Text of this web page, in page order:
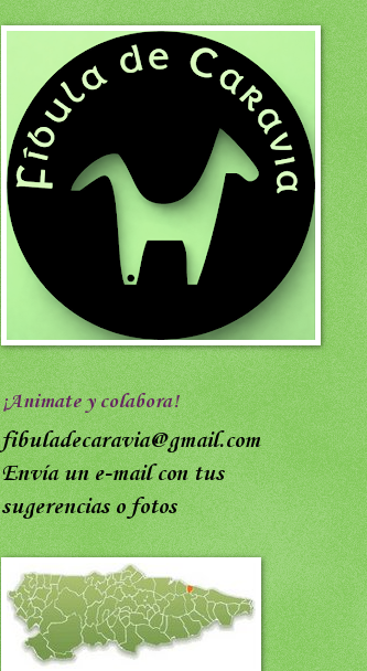
¡Animate y colabora!
fibuladecaravia@gmail.com
Envía un e-mail con tus
sugerencias o fotos